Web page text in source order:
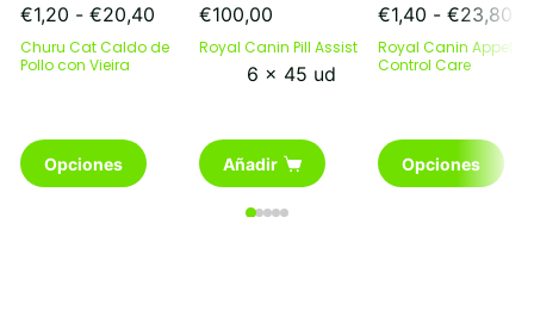
€1,20 - €20,40 Rango
de
precios:
€20,40
Churu Cat Caldo de
Pollo con Vieira
Opciones
Este
producto
€100,00
Royal Canin Pill Assist
6 x 45 ud
Añadir
€1,40 - €23,80
Royal Canin Appetite
Control Care
Opciones
Este
producto